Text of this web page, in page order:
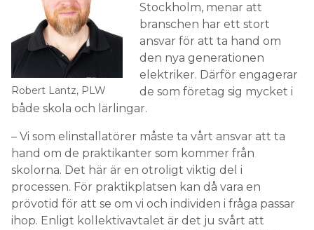
Robert Lantz, PLW
Stockholm, menar att
branschen har ett stort
ansvar för att ta hand om
den nya generationen
elektriker. Därför engagerar
de som företag sig mycket i
både skola och lärlingar.
– Vi som elinstallatörer måste ta vårt ansvar att ta
hand om de praktikanter som kommer från
skolorna. Det här är en otroligt viktig del i
processen. För praktikplatsen kan då vara en
prövotid för att se om vi och individen i fråga passar
ihop. Enligt kollektivavtalet är det ju svårt att